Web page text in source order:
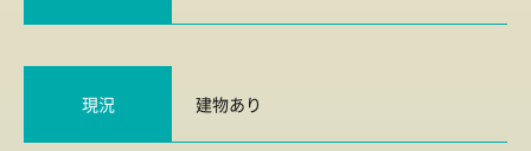
現況 建物あり